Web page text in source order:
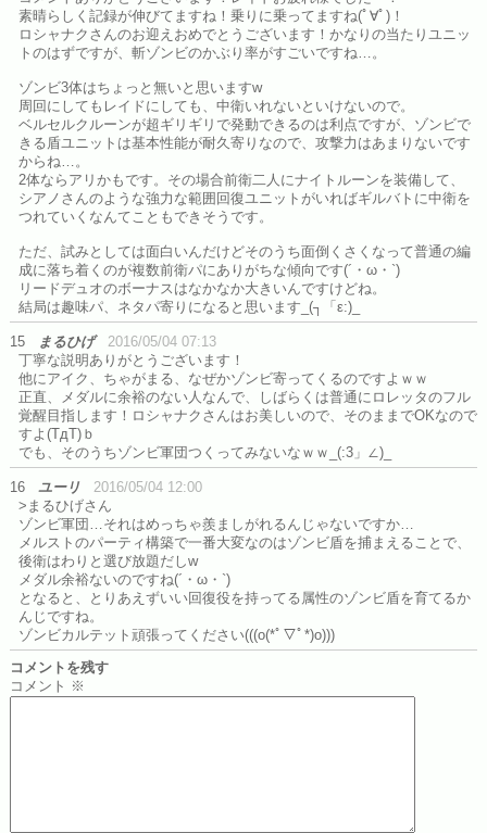
素晴らしく記録が伸びてますね！乗りに乗ってますね(ﾟ∀ﾟ)！
ロシャナクさんのお迎えおめでとうございます！かなりの当たりユニッ
トのはずですが、斬ゾンビのかぶり率がすごいですね…。
ゾンビ3体はちょっと無いと思いますw
周回にしてもレイドにしても、中衛いれないといけないので。
ベルセルクルーンが超ギリギリで発動できるのは利点ですが、ゾンビで
きる盾ユニットは基本性能が耐久寄りなので、攻撃力はあまりないです
からね…。
2体ならアリかもです。その場合前衛二人にナイトルーンを装備して、
シアノさんのような強力な範囲回復ユニットがいればギルバトに中衛を
つれていくなんてこともできそうです。
ただ、試みとしては面白いんだけどそのうち面倒くさくなって普通の編
成に落ち着くのが複数前衛パにありがちな傾向です(´・ω・`)
リードデュオのボーナスはなかなか大きいんですけどね。
結局は趣味パ、ネタパ寄りになると思います_(┐「ε:)_
15 まるひげ
2016/05/04 07:13
丁寧な説明ありがとうございます！
他にアイク、ちゃがまる、なぜかゾンビ寄ってくるのですよｗｗ
正直、メダルに余裕のない人なんで、しばらくは普通にロレッタのフル
覚醒目指します！ロシャナクさんはお美しいので、そのままでOKなので
すよ(TдT)ｂ
でも、そのうちゾンビ軍団つくってみないなｗｗ_(:3」∠)_
16 ユーリ
2016/05/04 12:00
>まるひげさん
ゾンビ軍団…それはめっちゃ羨ましがれるんじゃないですか…
メルストのパーティ構築で一番大変なのはゾンビ盾を捕まえることで、
後衛はわりと選び放題だしw
メダル余裕ないのですね(´・ω・`)
となると、とりあえずいい回復役を持ってる属性のゾンビ盾を育てるか
んじですね。
ゾンビカルテット頑張ってください(((o(*ﾟ▽ﾟ*)o)))
コメントを残す
コメント ※